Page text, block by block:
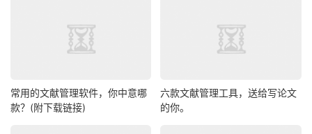
常用的文献管理软件，你中意哪
款？(附下载链接)
六款文献管理工具，送给写论文
的你。